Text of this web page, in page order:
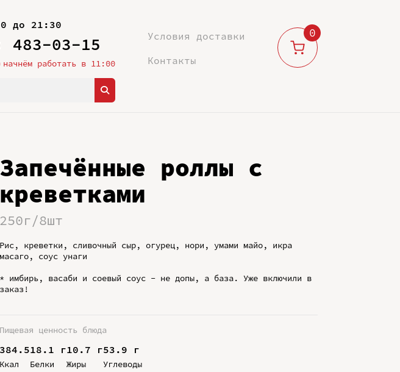
до 21:30
483-03-15
начнём работать в 11:00
Условия доставки
Контакты
0
Запечённые роллы с
креветками
250г/8шт
Рис, креветки, сливочный сыр, огурец, нори, умами майо, икра
масаго, соус унаги
* имбирь, васаби и соевый соус - не допы, а база. Уже включили в
заказ!
Пищевая ценность блюда
384.5
Ккал
18.1 г
Белки
10.7 г
Жиры
53.9 г
Углеводы